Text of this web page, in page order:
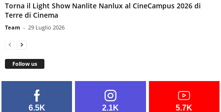
Torna il Light Show Nanlite Nanlux al CineCampus 2026 di
Terre di Cinema
Team - 29 Luglio 2026
Follow us
6.5K 2.1K 5.7K